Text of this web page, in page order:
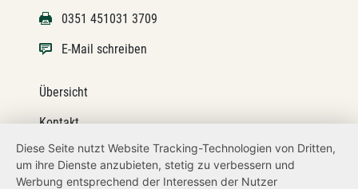
0351 451031 3709
E-Mail schreiben
Übersicht
Kontakt
Impressum
Datenschutz
Diese Seite nutzt Website Tracking-Technologien von Dritten,
um ihre Dienste anzubieten, stetig zu verbessern und
Werbung entsprechend der Interessen der Nutzer